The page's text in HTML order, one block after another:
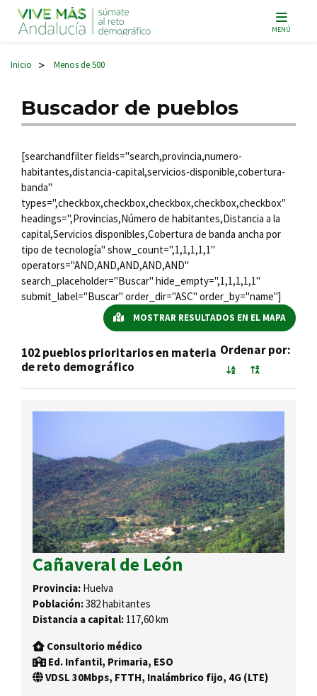
Navegación principal MENÚ
Inicio > Menos de 500
Buscador de pueblos
[searchandfilter fields="search,provincia,numero-
habitantes,distancia-capital,servicios-disponible,cobertura-
banda"
types=",checkbox,checkbox,checkbox,checkbox,checkbox"
headings=",Provincias,Número de habitantes,Distancia a la
capital,Servicios disponibles,Cobertura de banda ancha por
tipo de tecnología" show_count=",1,1,1,1,1"
operators="AND,AND,AND,AND,AND"
search_placeholder="Buscar" hide_empty=",1,1,1,1,1"
submit_label="Buscar" order_dir="ASC" order_by="name"]
MOSTRAR RESULTADOS EN EL MAPA
102 pueblos prioritarios en materia
de reto demográfico
Ordenar por:
Cañaveral de León
Provincia: Huelva
Población:382 habitantes
Distancia a capital: 117,60 km
Consultorio médico
Ed. Infantil, Primaria, ESO
VDSL 30Mbps, FTTH, Inalámbrico fijo, 4G (LTE)